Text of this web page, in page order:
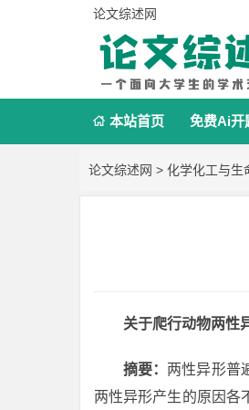
论文综述网
 本站首页 免费Ai开
论文综述网 > 化学化工与生
关于爬行动物两性
摘要： 两性异形普
两性异形产生的原因各